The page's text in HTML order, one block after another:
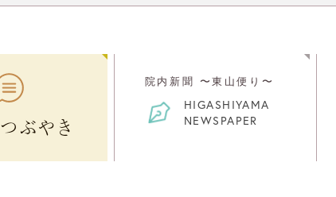
つぶやき
院内新聞 〜東山便り〜
HIGASHIYAMA
NEWSPAPER